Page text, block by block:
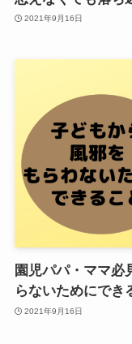
2021年9月16日
園児パパ・ママ必
らないためにでき
2021年9月16日